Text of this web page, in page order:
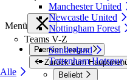
Manchester United
Newcastle United
Nottingham Forest
Teams V-Z
Sunderland
Tottenham Hotspur
Alle
Menü
Premier League
Zurück zum
Beliebt